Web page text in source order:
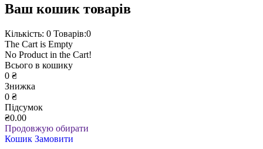
Ваш кошик товарів
Кількість: 0 Товарів:0
The Cart is Empty
No Product in the Cart!
Всього в кошику
0 ₴
Знижка
0 ₴
Підсумок
₴0.00
Продовжую обирати
Кошик Замовити